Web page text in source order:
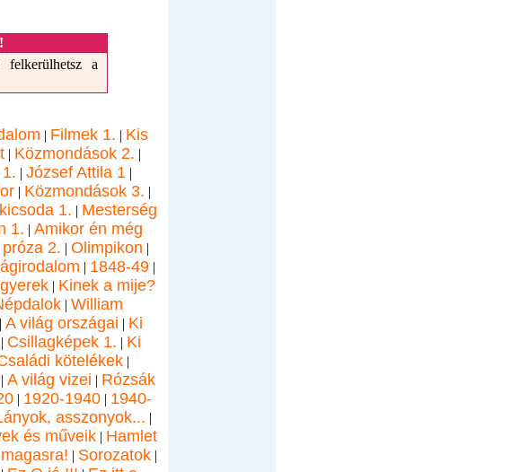
a
| Filmek 1. | Kis
| Közmondások 2. |
| József Attila 1 |
| Közmondások 3. |
1. | Mesterség
1. | Amikor én még
2. | Olimpikon |
| 1848-49|
| Kinek a mije?
| William
| A világ országai | Ki
| Csillagképek 1. | Ki
kötelékek |
| A világ vizei | Rózsák
| 1920-1940 | 1940-
asszonyok... |
és műveik| Hamlet
| Sorozatok|